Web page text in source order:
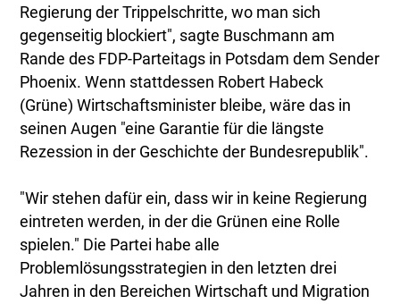
Regierung der Trippelschritte, wo man sich
gegenseitig blockiert", sagte Buschmann am
Rande des FDP-Parteitags in Potsdam dem Sender
Phoenix. Wenn stattdessen Robert Habeck
(Grüne) Wirtschaftsminister bleibe, wäre das in
seinen Augen "eine Garantie für die längste
Rezession in der Geschichte der Bundesrepublik".
"Wir stehen dafür ein, dass wir in keine Regierung
eintreten werden, in der die Grünen eine Rolle
spielen." Die Partei habe alle
Problemlösungsstrategien in den letzten drei
Jahren in den Bereichen Wirtschaft und Migration